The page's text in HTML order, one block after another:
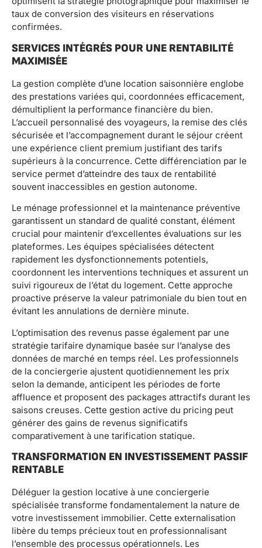
taux de conversion des visiteurs en réservations
confirmées.
SERVICES INTÉGRÉS POUR UNE RENTABILITÉ
MAXIMISÉE
La gestion complète d’une location saisonnière englobe
des prestations variées qui, coordonnées efficacement,
démultiplient la performance financière du bien.
L’accueil personnalisé des voyageurs, la remise des clés
sécurisée et l’accompagnement durant le séjour créent
une expérience client premium justifiant des tarifs
supérieurs à la concurrence. Cette différenciation par le
service permet d’atteindre des taux de rentabilité
souvent inaccessibles en gestion autonome.
Le ménage professionnel et la maintenance préventive
garantissent un standard de qualité constant, élément
crucial pour maintenir d’excellentes évaluations sur les
plateformes. Les équipes spécialisées détectent
rapidement les dysfonctionnements potentiels,
coordonnent les interventions techniques et assurent un
suivi rigoureux de l’état du logement. Cette approche
proactive préserve la valeur patrimoniale du bien tout en
évitant les annulations de dernière minute.
L’optimisation des revenus passe également par une
stratégie tarifaire dynamique basée sur l’analyse des
données de marché en temps réel. Les professionnels
de la conciergerie ajustent quotidiennement les prix
selon la demande, anticipent les périodes de forte
affluence et proposent des packages attractifs durant les
saisons creuses. Cette gestion active du pricing peut
générer des gains de revenus significatifs
comparativement à une tarification statique.
TRANSFORMATION EN INVESTISSEMENT PASSIF
RENTABLE
Déléguer la gestion locative à une conciergerie
spécialisée transforme fondamentalement la nature de
votre investissement immobilier. Cette externalisation
libère du temps précieux tout en professionnalisant
l’ensemble des processus opérationnels. Les